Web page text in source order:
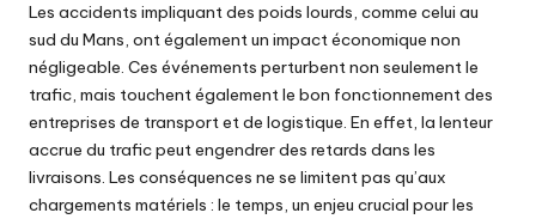
Les accidents impliquant des poids lourds, comme celui au
sud du Mans, ont également un impact économique non
négligeable. Ces événements perturbent non seulement le
trafic, mais touchent également le bon fonctionnement des
entreprises de transport et de logistique. En effet, la lenteur
accrue du trafic peut engendrer des retards dans les
livraisons. Les conséquences ne se limitent pas qu’aux
chargements matériels : le temps, un enjeu crucial pour les